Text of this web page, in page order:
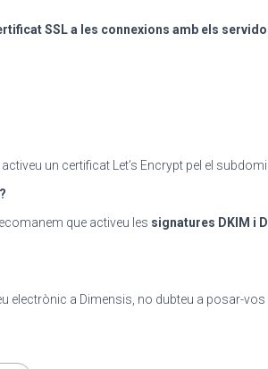
SSL a les connexions amb els
un certificat Let’s Encrypt pel el
que activeu les signatures DKIM i
a Dimensis, no dubteu a posar-